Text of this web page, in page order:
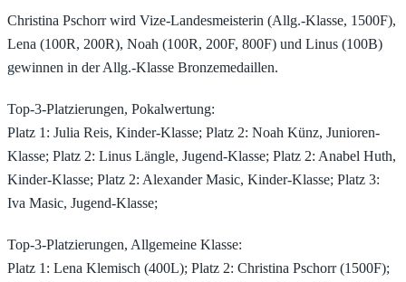
Christina Pschorr wird Vize-Landesmeisterin (Allg.-Klasse, 1500F),
Lena (100R, 200R), Noah (100R, 200F, 800F) und Linus (100B)
gewinnen in der Allg.-Klasse Bronzemedaillen.
Top-3-Platzierungen, Pokalwertung:
Platz 1: Julia Reis, Kinder-Klasse; Platz 2: Noah Künz, Junioren-
Klasse; Platz 2: Linus Längle, Jugend-Klasse; Platz 2: Anabel Huth,
Kinder-Klasse; Platz 2: Alexander Masic, Kinder-Klasse; Platz 3:
Iva Masic, Jugend-Klasse;
Top-3-Platzierungen, Allgemeine Klasse:
Platz 1: Lena Klemisch (400L); Platz 2: Christina Pschorr (1500F);